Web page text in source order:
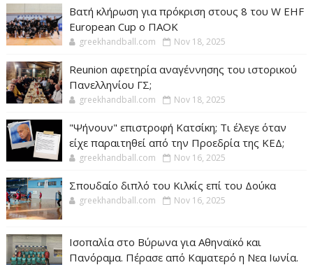
Βατή κλήρωση για πρόκριση στους 8 του W EHF
European Cup ο ΠΑΟΚ
greekhandball.com Nov 18, 2025
Reunion αφετηρία αναγέννησης του ιστορικού
Πανελληνίου ΓΣ;
greekhandball.com Nov 18, 2025
"Ψήνουν" επιστροφή Κατσίκη; Τι έλεγε όταν
είχε παραιτηθεί από την Προεδρία της ΚΕΔ;
greekhandball.com Nov 16, 2025
Σπουδαίο διπλό του Κιλκίς επί του Δούκα
greekhandball.com Nov 16, 2025
Ισοπαλία στο Βύρωνα για Αθηναϊκό και
Πανόραμα. Πέρασε από Καματερό η Νεα Ιωνία.